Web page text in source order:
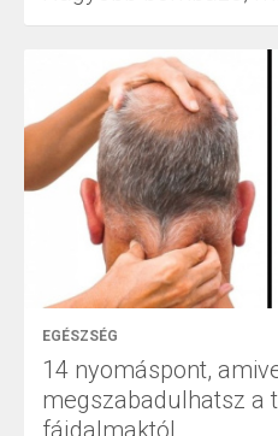
EGÉSZSÉG
14 nyomáspont,
megszabadulhatsz a
fájdalmaktól